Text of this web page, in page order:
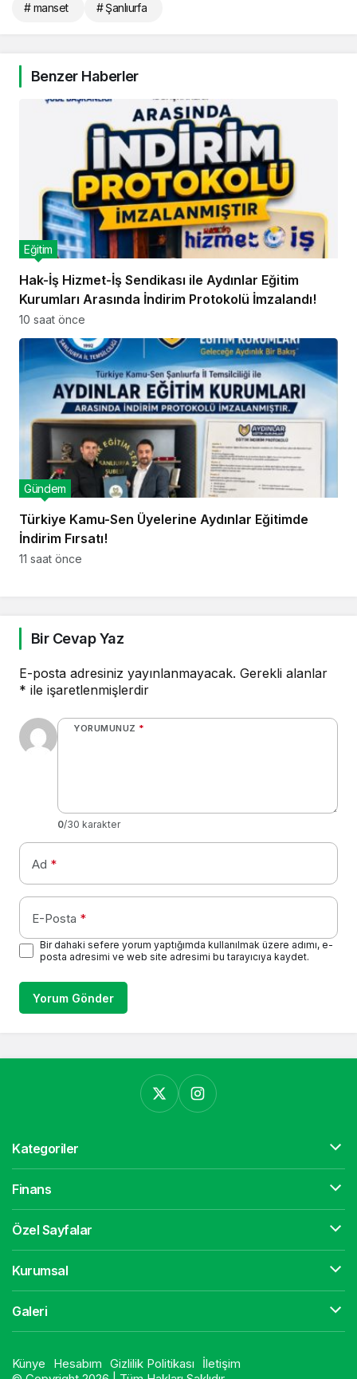
# manset # Şanlıurfa
Benzer Haberler
Hak-İş Hizmet-İş Sendikası ile Aydınlar Eğitim
Kurumları Arasında İndirim Protokolü İmzalandı!
Eğitim
10 saat önce
Türkiye Kamu-Sen Üyelerine Aydınlar Eğitimde
İndirim Fırsatı!
Gündem
11 saat önce
Bir Cevap Yaz
E-posta adresiniz yayınlanmayacak. Gerekli alanlar
* ile işaretlenmişlerdir
YORUMUNUZ *
0/30 karakter
Ad *
E-Posta *
Bir dahaki sefere yorum yaptığımda kullanılmak üzere adımı, e-
posta adresimi ve web site adresimi bu tarayıcıya kaydet.
Yorum Gönder
Kategoriler
Finans
Özel Sayfalar
Kurumsal
Galeri
Künye Hesabım Gizlilik Politikası
İletişim